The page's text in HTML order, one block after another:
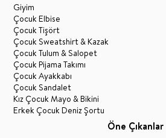
Giyim
Çocuk Elbise
Çocuk Tişört
Çocuk Sweatshirt & Kazak
Çocuk Tulum & Salopet
Çocuk Pijama Takımı
Çocuk Ayakkabı
Çocuk Sandalet
Kız Çocuk Mayo & Bikini
Erkek Çocuk Deniz Şortu
Öne Çıkanlar